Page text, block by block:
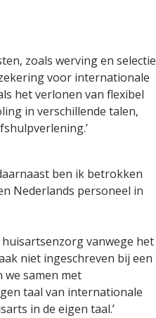
zoals werving en selectie
voor internationale
het verlonen van flexibel
in verschillende talen,
ben ik betrokken
Nederlands personeel in
vanwege het
niet ingeschreven bij een
samen met
taal van internationale
in de eigen taal.’